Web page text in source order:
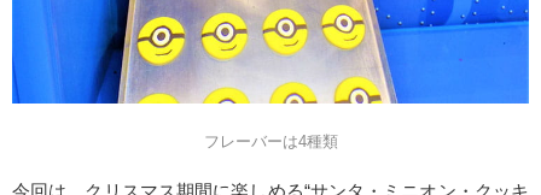
フレーバーは4種類